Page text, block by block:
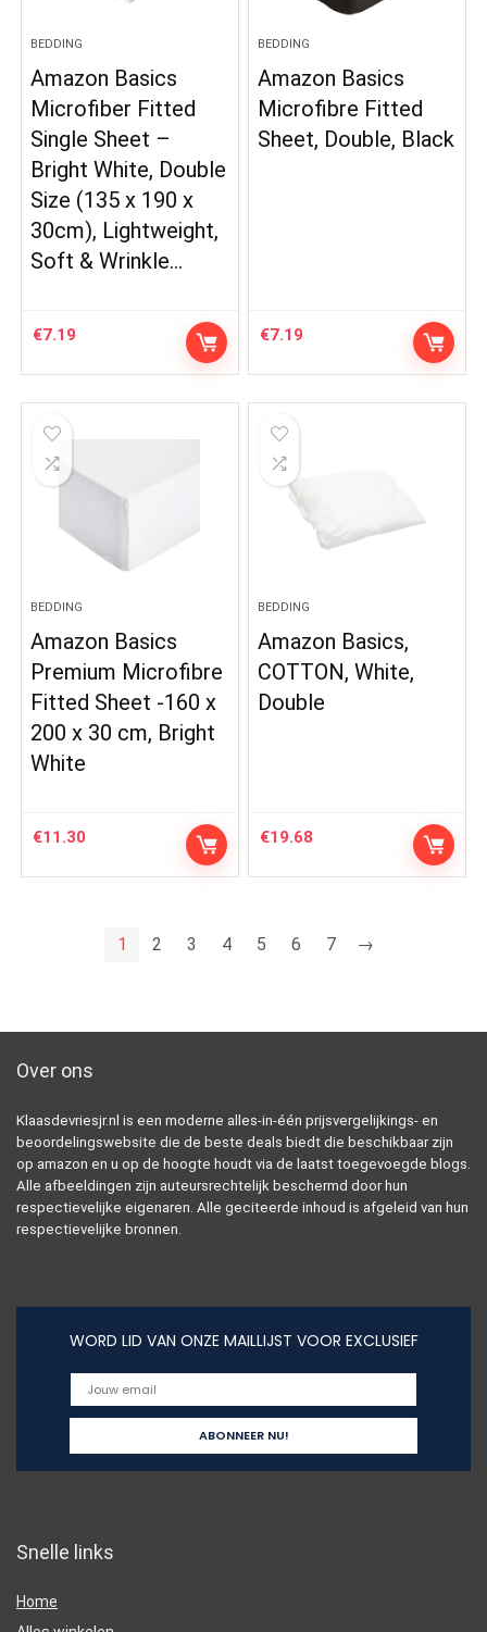
BEDDING
Amazon Basics
Microfiber Fitted
Single Sheet –
Bright White, Double
Size (135 x 190 x
30cm), Lightweight,
Soft & Wrinkle…
€7.19
BEDDING
Amazon Basics
Microfibre Fitted
Sheet, Double, Black
€7.19
BEDDING
Amazon Basics
Premium Microfibre
Fitted Sheet -160 x
200 x 30 cm, Bright
White
€11.30
BEDDING
Amazon Basics,
COTTON, White,
Double
€19.68
1 2 3 4 5 6 7 →
Over ons
Klaasdevriesjr.nl is een moderne alles-in-één prijsvergelijkings- en
beoordelingswebsite die de beste deals biedt die beschikbaar zijn
op amazon en u op de hoogte houdt via de laatst toegevoegde blogs.
Alle afbeeldingen zijn auteursrechtelijk beschermd door hun
respectievelijke eigenaren. Alle geciteerde inhoud is afgeleid van hun
respectievelijke bronnen.
WORD LID VAN ONZE MAILLIJST VOOR EXCLUSIEF
Snelle links
Home